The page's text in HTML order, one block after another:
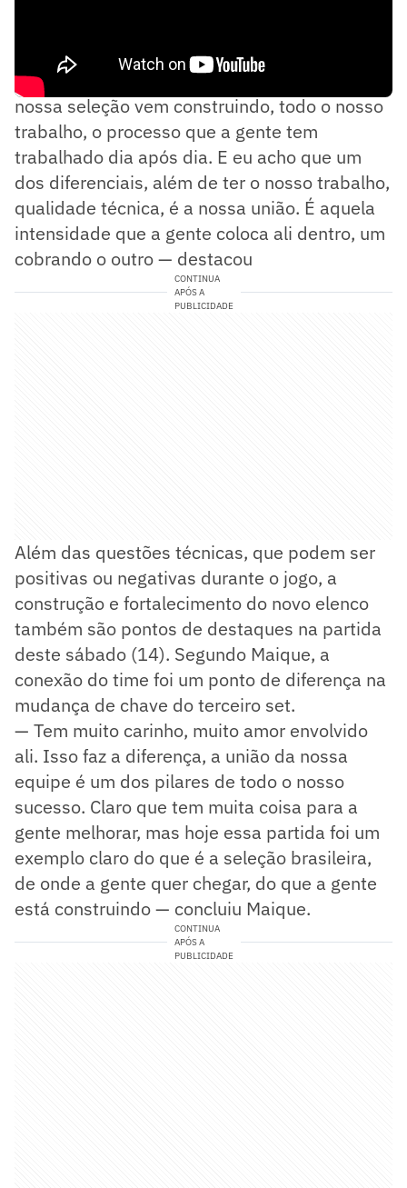
— O jogo de hoje representa muito o que a
nossa seleção vem construindo, todo o nosso
trabalho, o processo que a gente tem
trabalhado dia após dia. E eu acho que um
dos diferenciais, além de ter o nosso trabalho,
qualidade técnica, é a nossa união. É aquela
intensidade que a gente coloca ali dentro, um
cobrando o outro — destacou
CONTINUA
APÓS A
PUBLICIDADE
Além das questões técnicas, que podem ser
positivas ou negativas durante o jogo, a
construção e fortalecimento do novo elenco
também são pontos de destaques na partida
deste sábado (14). Segundo Maique, a
conexão do time foi um ponto de diferença na
mudança de chave do terceiro set.
— Tem muito carinho, muito amor envolvido
ali. Isso faz a diferença, a união da nossa
equipe é um dos pilares de todo o nosso
sucesso. Claro que tem muita coisa para a
gente melhorar, mas hoje essa partida foi um
exemplo claro do que é a seleção brasileira,
de onde a gente quer chegar, do que a gente
está construindo — concluiu Maique.
CONTINUA
APÓS A
PUBLICIDADE